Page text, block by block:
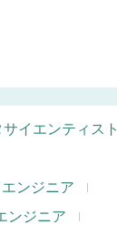
サイエンティスト
ンジニア
ンジニア